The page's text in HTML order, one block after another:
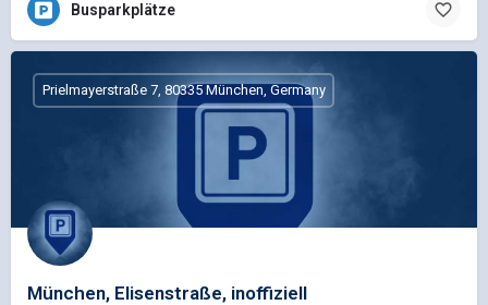
Busparkplätze
München, Elisenstraße, inoffiziell
Prielmayerstraße 7, 80335 München, Germany